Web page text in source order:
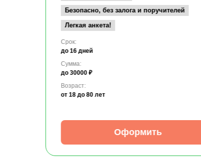
Безопасно, без залога и поручителей
Легкая анкета!
Срок:
до 16 дней
Сумма:
до 30000 ₽
Возраст:
от 18 до 80 лет
Оформить